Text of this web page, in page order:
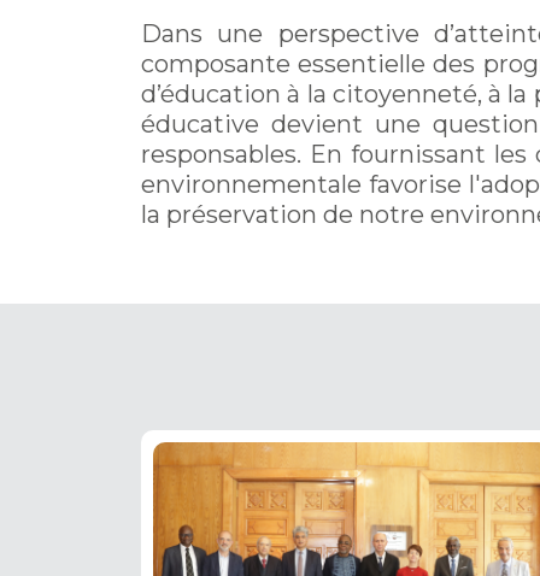
Dans une perspective
composante essentielle des
d’éducation à la citoyenneté, à
éducative devient une
responsables. En fournissant
environnementale favorise
la préservation de notre